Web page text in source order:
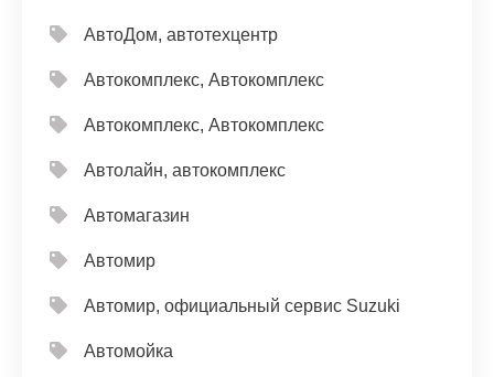
АвтоДом, автотехцентр
Автокомплекс, Автокомплекс
Автокомплекс, Автокомплекс
Автолайн, автокомплекс
Автомагазин
Автомир
Автомир, официальный сервис Suzuki
Автомойка